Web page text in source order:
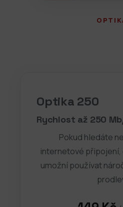
Optika 250
Rychlost až 250
Pokud hledáte
internetové
umožní používat